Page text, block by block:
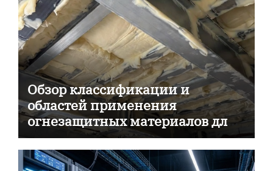
Обзор классификации и
областей применения
огнезащитных материалов для
пассивной противопожарной
защиты